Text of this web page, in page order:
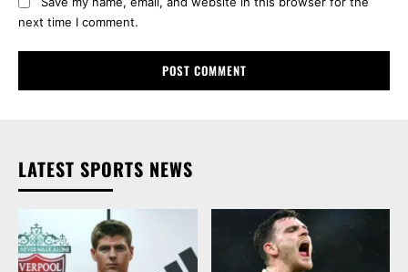
next time I comment.
LATEST SPORTS NEWS